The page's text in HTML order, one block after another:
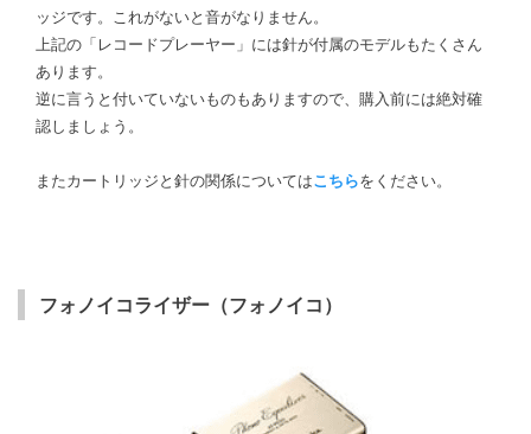
ッジです。これがないと音がなりません。
上記の「レコードプレーヤー」には針が付属のモデルもたくさん
あります。
逆に言うと付いていないものもありますので、購入前には絶対確
認しましょう。
またカートリッジと針の関係についてはこちらをください。
フォノイコライザー（フォノイコ）